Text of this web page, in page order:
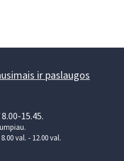
ir paslaugos
15.45.
val. - 12.00 val.